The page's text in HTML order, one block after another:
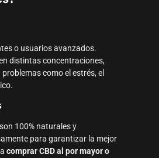
o usuarios avanzados.
distintas concentraciones,
como el estrés, el
100% naturales y
para garantizar la mejor
comprar CBD al por mayor o